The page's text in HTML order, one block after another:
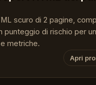
scuro di 2 pagine,
punteggio di rischio per
metriche.
Apri